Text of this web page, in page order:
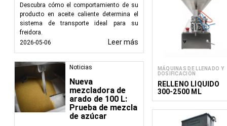
Descubra cómo el comportamiento de su
producto en aceite caliente determina el
sistema de transporte ideal para su
freidora.
2026-05-06
Leer más
Noticias
Nueva
mezcladora de
arado de 100 L:
Prueba de mezcla
de azúcar
que los
Eficiencia:
La
optimizando el
Coherencia:
producto en
normas de
Aplicaciones en
Las máquinas
Comida y
MÁQUINAS DE LLENADO Y
DOSIFICACIÓN
RELLENO LÍQUIDO
300-2500 ML